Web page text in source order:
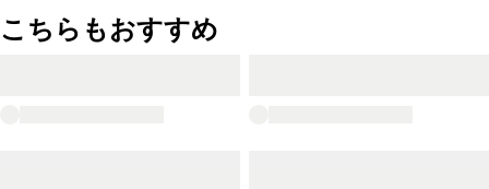
こちらもおすすめ